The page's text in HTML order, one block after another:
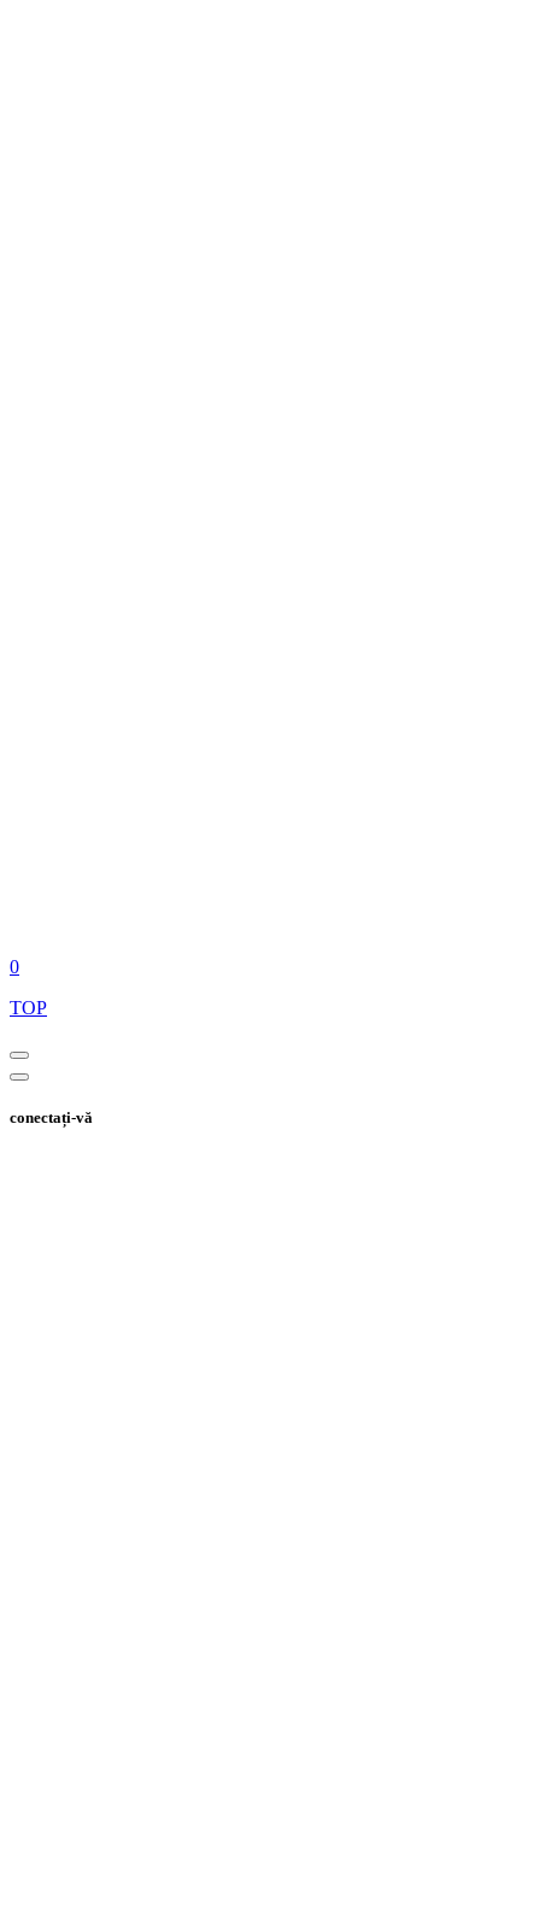
0
TOP
conectați-vă